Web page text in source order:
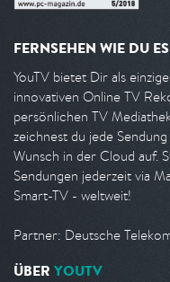
FERNSEHEN WIE DU
YouTV bietet Dir als
innovativen Online TV
persönlichen TV
zeichnest du jede
Wunsch in der Cloud auf.
Sendungen jederzeit via
Smart-TV - weltweit!
Partner: Deutsche
ÜBER YOUTV